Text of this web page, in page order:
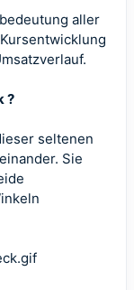
aller
?
seltenen
Sie